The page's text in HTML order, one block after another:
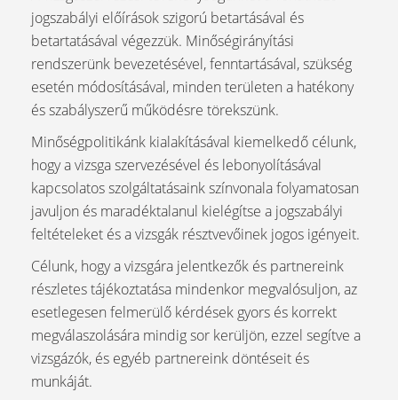
jogszabályi előírások szigorú betartásával és
betartatásával végezzük. Minőségirányítási
rendszerünk bevezetésével, fenntartásával, szükség
esetén módosításával, minden területen a hatékony
és szabályszerű működésre törekszünk.
Minőségpolitikánk kialakításával kiemelkedő célunk,
hogy a vizsga szervezésével és lebonyolításával
kapcsolatos szolgáltatásaink színvonala folyamatosan
javuljon és maradéktalanul kielégítse a jogszabályi
feltételeket és a vizsgák résztvevőinek jogos igényeit.
Célunk, hogy a vizsgára jelentkezők és partnereink
részletes tájékoztatása mindenkor megvalósuljon, az
esetlegesen felmerülő kérdések gyors és korrekt
megválaszolására mindig sor kerüljön, ezzel segítve a
vizsgázók, és egyéb partnereink döntéseit és
munkáját.